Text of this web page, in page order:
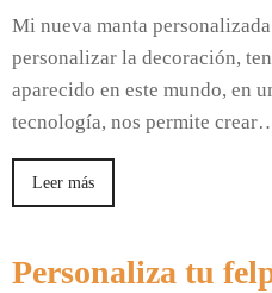
Mi nueva manta
personalizar la decoración,
aparecido en este mundo, en
tecnología, nos permite
Leer más
Personaliza tu